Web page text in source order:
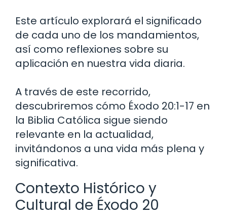
Este artículo explorará el significado
de cada uno de los mandamientos,
así como reflexiones sobre su
aplicación en nuestra vida diaria.
A través de este recorrido,
descubriremos cómo Éxodo 20:1-17 en
la Biblia Católica sigue siendo
relevante en la actualidad,
invitándonos a una vida más plena y
significativa.
Contexto Histórico y
Cultural de Éxodo 20